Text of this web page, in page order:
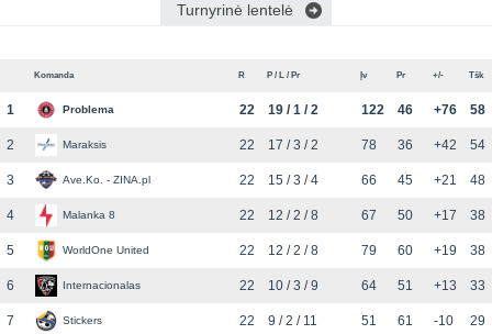
Turnyrinė lentelė
Komanda R P / L / Pr Įv Pr +/- Tšk
1 Problema 22 19 / 1 / 2 122 46 +76 58
2 Maraksis 22 17 / 3 / 2 78 36 +42 54
3 Ave.Ko. - ZINA.pl 22 15 / 3 / 4 66 45 +21 48
4 Malanka 8 22 12 / 2 / 8 67 50 +17 38
5 WorldOne United 22 12 / 2 / 8 79 60 +19 38
6 Internacionalas 22 10 / 3 / 9 64 51 +13 33
7 Stickers 22 9 / 2 / 11 51 61 -10 29